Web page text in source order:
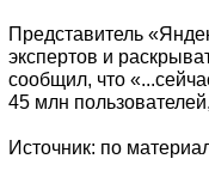
Представитель
экспертов и
сообщил, что
45 млн
Источник: по